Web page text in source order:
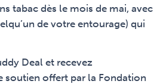
tabac dès le mois de mai, avec
de votre entourage) qui
Deal et recevez
soutien offert par la Fondation